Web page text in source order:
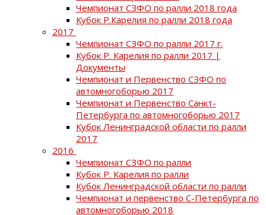
Чемпионат СЗФО по ралли 2018 года
Кубок Р.Карелия по ралли 2018 года
2017
Чемпионат СЗФО по ралли 2017 г.
Кубок Р. Карелия по ралли 2017 |
Документы
Чемпионат и Первенство СЗФО по
автомногоборью 2017
Чемпионат и Первенство Санкт-
Петербурга по автомногоборью 2017
Кубок Ленинградской области по ралли
2017
2016
Чемпионат СЗФО по ралли
Кубок Р. Карелия по ралли
Кубок Ленинградской области по ралли
Чемпионат и первенство С-Петербурга по
автомногоборью 2018